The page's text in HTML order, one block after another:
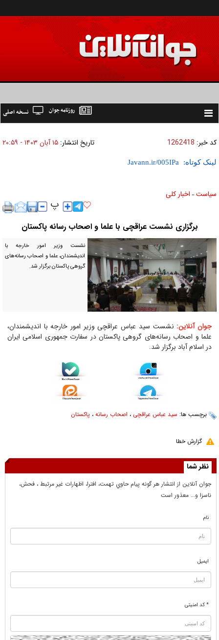
Toggle
نسخه اصلی روزنامه جوان
کد خبر: 1262418 تاریخ انتشار: ۱۵ آبان ۱۴۰۳ - ۲۰:۵۹
لینک کوتاه:
سیاست » اخبار کلی
برگزاری نشست عراقچی با علما و اصحاب رسانه پاکستان
نشست وزیر امور خارجه با
اندیشمندان، علما و اصحاب رسانه‌های
گروهی پاکستان برگزار شد.
جوان آنلاین: نشست سید عباس عراقچی وزیر امور خارجه با اندیشمندان،
علما و اصحاب رسانه‌های گروهی پاکستان در سفارت جمهوری اسلامی ایران
در اسلام آباد برگزار شد.
برچسب ها: سید عباس عراقچی ، اصحاب رسانه ، پاکستان
گزارش خطا
نظر شما
جوان آنلاين از انتشار هر گونه پيام حاوي تهمت، افترا، اظهارات غير مرتبط ، فحش،
ناسزا و... معذور است
نام
ایمیل
* کد امنیتی